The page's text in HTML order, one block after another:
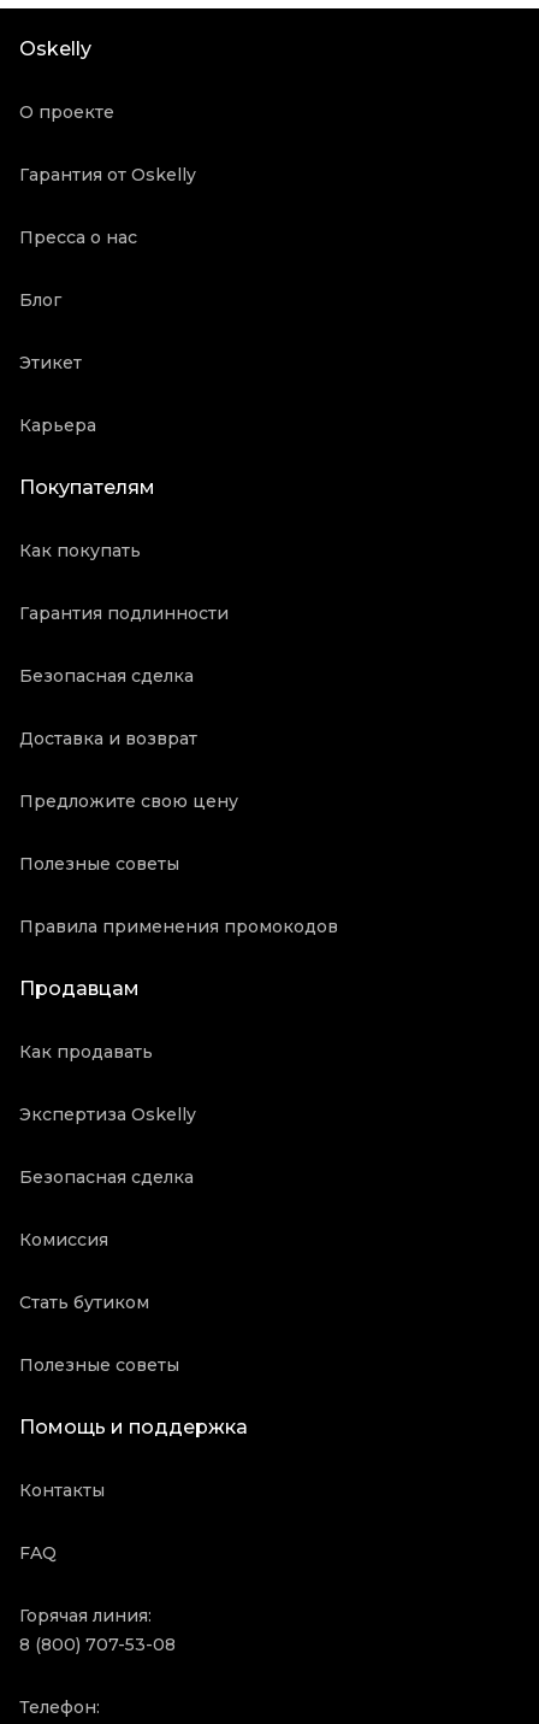
Состояние товара
Oskelly
О проекте
Гарантия от Oskelly
Пресса о нас
Блог
Этикет
Карьера
Покупателям
Как покупать
Гарантия подлинности
Безопасная сделка
Доставка и возврат
Предложите свою цену
Полезные советы
Правила применения промокодов
Продавцам
Как продавать
Экспертиза Oskelly
Безопасная сделка
Комиссия
Стать бутиком
Полезные советы
Помощь и поддержка
Контакты
FAQ
Горячая линия:
8 (800) 707-53-08
Телефон: